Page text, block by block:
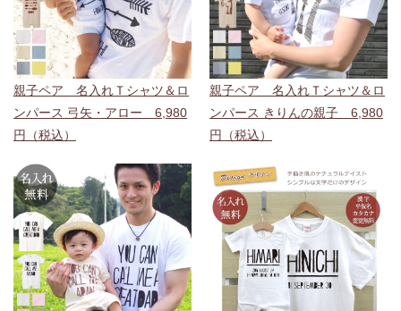
親子ペア 名入れＴシャツ＆ロ
ンパース 弓矢・アロー 6,980
円（税込）
親子ペア 名入れＴシャツ＆ロ
ンパース きりんの親子 6,980
円（税込）